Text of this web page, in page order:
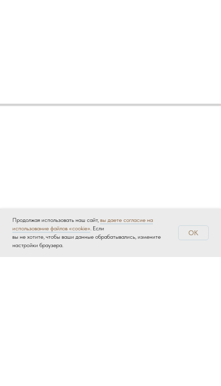
Продолжая использовать наш сайт, вы даете согласие на
использование файлов «cookie». Если
вы не хотите, чтобы ваши данные обрабатывались, измените
настройки браузера.
OK